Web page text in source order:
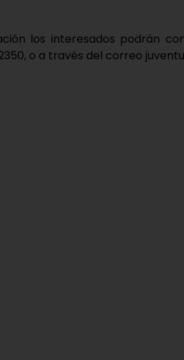
los interesados podrán
o a través del correo